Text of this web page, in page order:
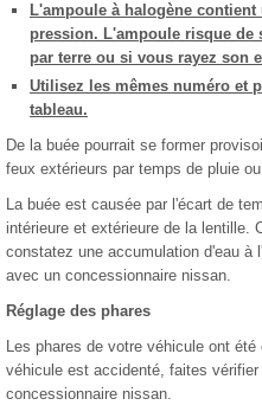
L'ampoule à halogène
pression. L'ampoule risque
par terre ou si vous rayez son
Utilisez les mêmes numéro et
tableau.
De la buée pourrait se former
feux extérieurs par temps de pluie
La buée est causée par l'écart de
intérieure et extérieure de la lentille.
constatez une accumulation d'eau à
avec un concessionnaire nissan.
Réglage des phares
Les phares de votre véhicule ont
véhicule est accidenté, faites
concessionnaire nissan.